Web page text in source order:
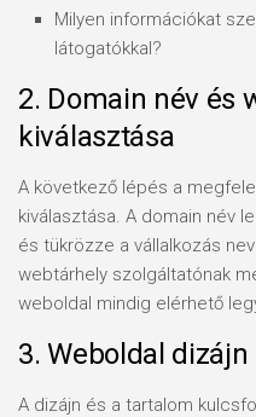
Milyen információkat
látogatókkal?
2. Domain név és
kiválasztása
A következő lépés a
kiválasztása. A domain név
és tükrözze a vállalkozás
webtárhely szolgáltatónak
weboldal mindig elérhető
3. Weboldal
A dizájn és a tartalom